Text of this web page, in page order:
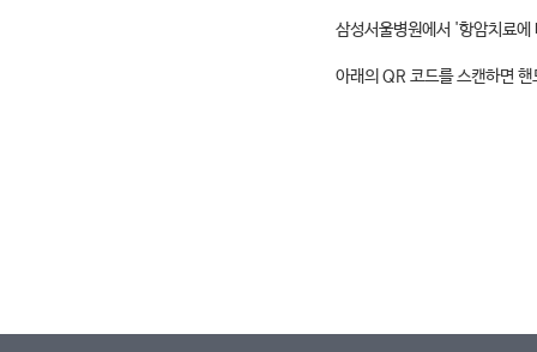
삼성서울병원에서 '항암치료
아래의 QR 코드를 스캔하면